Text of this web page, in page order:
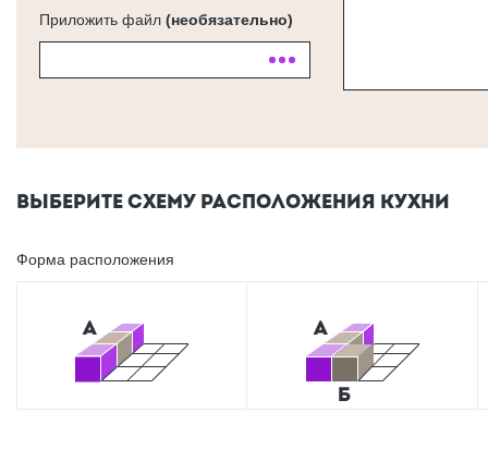
Приложить файл (необязательно)
ВЫБЕРИТЕ СХЕМУ РАСПОЛОЖЕНИЯ КУХНИ
Форма расположения